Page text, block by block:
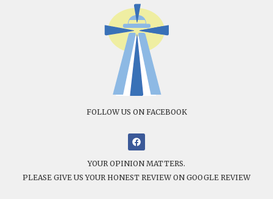
FOLLOW US ON FACEBOOK
YOUR OPINION MATTERS.
PLEASE GIVE US YOUR HONEST REVIEW ON GOOGLE REVIEW